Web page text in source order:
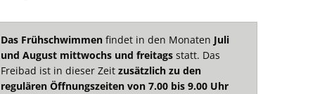
Das Frühschwimmen findet in den Monaten Juli
und August mittwochs und freitags statt. Das
Freibad ist in dieser Zeit zusätzlich zu den
regulären Öffnungszeiten von 7.00 bis 9.00 Uhr